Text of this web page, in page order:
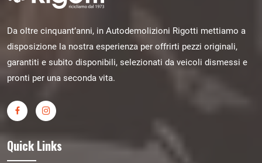
Da oltre cinquant’anni, in Autodemolizioni Rigotti mettiamo a
disposizione la nostra esperienza per offrirti pezzi originali,
garantiti e subito disponibili, selezionati da veicoli dismessi e
pronti per una seconda vita.
Quick Links